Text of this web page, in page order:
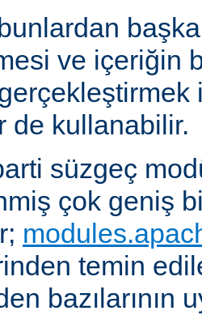
ve içeriğin
de kullanabilir.
süzgeç
çok geniş
temin
bazılarının